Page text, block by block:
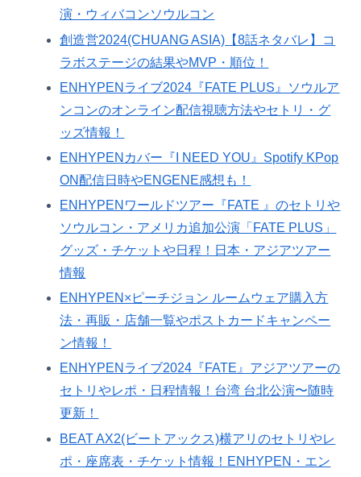
演・ウィバコンソウルコン
創造営2024(CHUANG ASIA)【8話ネタバレ】コ
ラボステージの結果やMVP・順位！
ENHYPENライブ2024『FATE PLUS』ソウルア
ンコンのオンライン配信視聴方法やセトリ・グ
ッズ情報！
ENHYPENカバー『I NEED YOU』Spotify KPop
ON配信日時やENGENE感想も！
ENHYPENワールドツアー『FATE 』のセトリや
ソウルコン・アメリカ追加公演「FATE PLUS」
グッズ・チケットや日程！日本・アジアツアー
情報
ENHYPEN×ピーチジョン ルームウェア購入方
法・再販・店舗一覧やポストカードキャンペー
ン情報！
ENHYPENライブ2024『FATE』アジアツアーの
セトリやレポ・日程情報！台湾 台北公演〜随時
更新！
BEAT AX2(ビートアックス)横アリのセトリやレ
ポ・座席表・チケット情報！ENHYPEN・エン